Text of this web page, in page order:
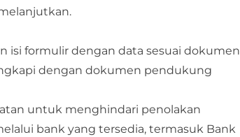
isi formulir dengan data sesuai dokumen
dengan dokumen pendukung
untuk menghindari penolakan
bank yang tersedia, termasuk Bank